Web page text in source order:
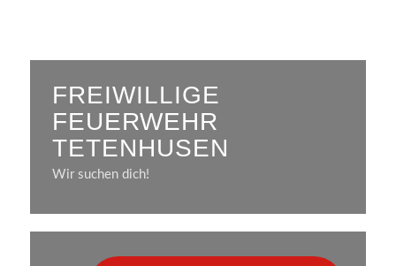
FREIWILLIGE
FEUERWEHR
TETENHUSEN
Wir suchen dich!